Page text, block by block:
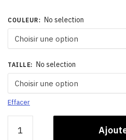
COULEUR : No selection
TAILLE: No selection
Effacer